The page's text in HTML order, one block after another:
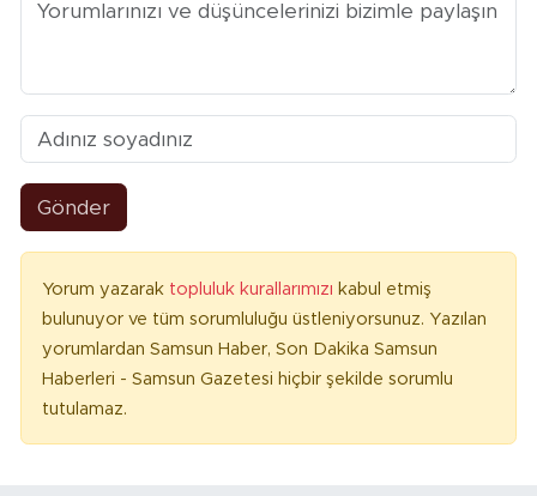
Gönder
Yorum yazarak topluluk kurallarımızı kabul etmiş
bulunuyor ve tüm sorumluluğu üstleniyorsunuz. Yazılan
yorumlardan Samsun Haber, Son Dakika Samsun
Haberleri - Samsun Gazetesi hiçbir şekilde sorumlu
tutulamaz.